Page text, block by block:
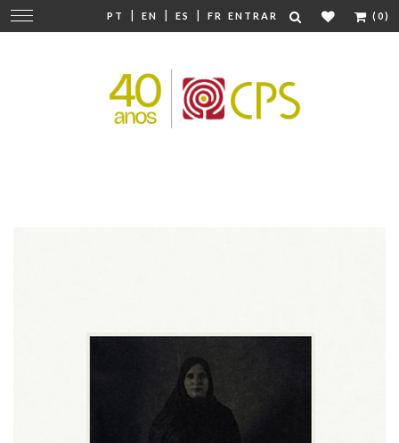
PT | EN | ES | FR ENTRAR (0)
Mudar
navegação